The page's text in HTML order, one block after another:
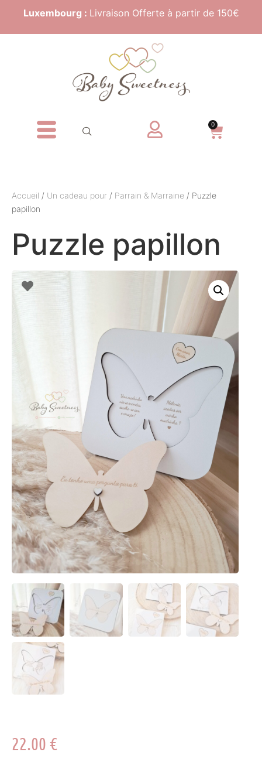
Luxembourg : Livraison Offerte à partir de 150€
0
Accueil / Un cadeau pour / Parrain & Marraine / Puzzle
papillon
Puzzle papillon
22.00 €